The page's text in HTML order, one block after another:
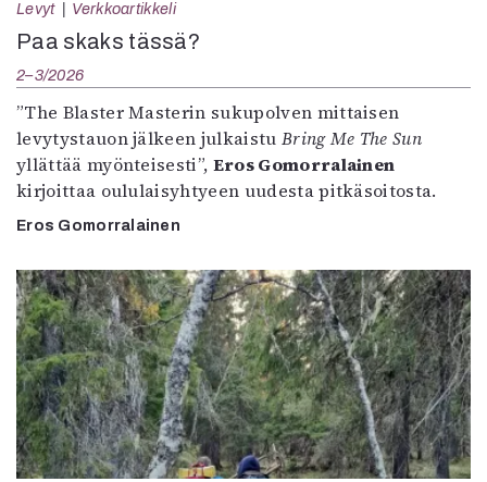
Levyt Verkkoartikkeli
Paa skaks tässä?
2–3/2026
”The Blaster Masterin sukupolven mittaisen
levytystauon jälkeen julkaistu Bring Me The Sun
yllättää myönteisesti”, Eros Gomorralainen
kirjoittaa oululaisyhtyeen uudesta pitkäsoitosta.
Eros Gomorralainen